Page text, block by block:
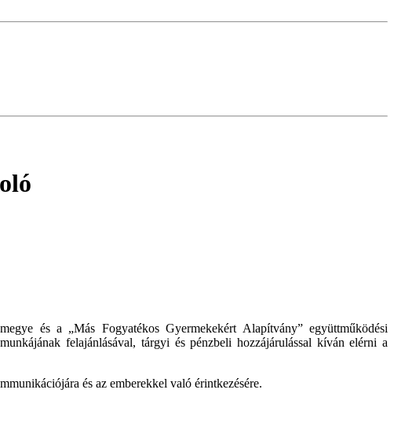
és a „Más Fogyatékos Gyermekekért Alapítvány” együttműködési
felajánlásával, tárgyi és pénzbeli hozzájárulással kíván elérni a
és az emberekkel való érintkezésére.